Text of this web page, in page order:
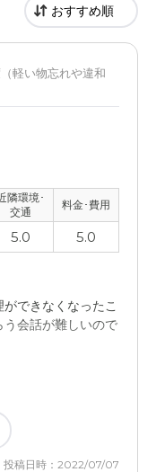
軽い物忘れや違和
隣環境･
交通
料金･費用
5.0 5.0
できなくなったこ
会話が難しいので
っていますが見て
らのことを考える
投稿日時：2022/07/07